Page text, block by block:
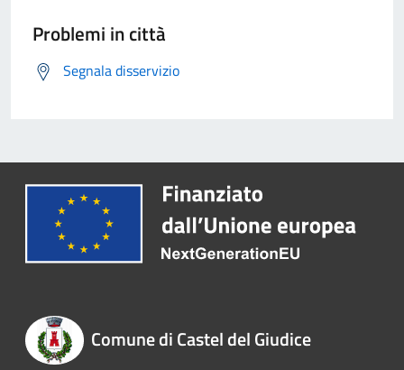
Problemi in città
Segnala disservizio
Comune di Castel del Giudice